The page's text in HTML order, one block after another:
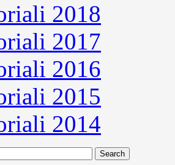
2018
2017
2016
2015
2014